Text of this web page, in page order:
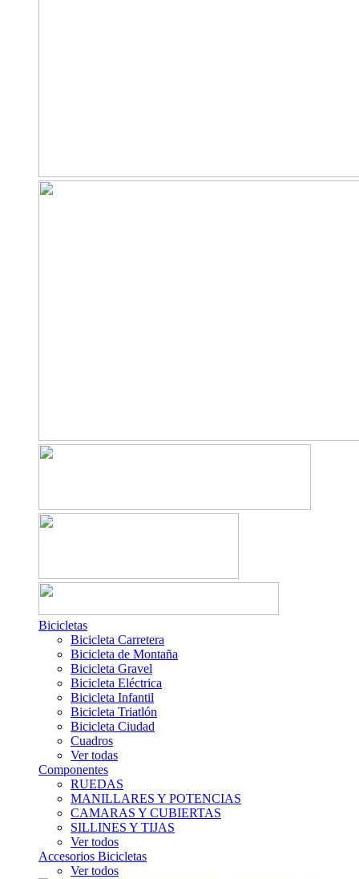
Bicicletas
Bicicleta Carretera
Bicicleta de Montaña
Bicicleta Gravel
Bicicleta Eléctrica
Bicicleta Infantil
Bicicleta Triatlón
Bicicleta Ciudad
Cuadros
Ver todas
Componentes
RUEDAS
MANILLARES Y POTENCIAS
CAMARAS Y CUBIERTAS
SILLINES Y TIJAS
Ver todos
Accesorios Bicicletas
Ver todos